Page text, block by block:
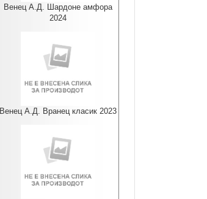
Венец А.Д. Шардоне амфора
2024
Венец А.Д. Вранец класик 2023